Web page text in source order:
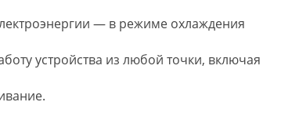
— в режиме охлаждения
устройства из любой точки, включая